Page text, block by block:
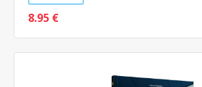
8.95 €